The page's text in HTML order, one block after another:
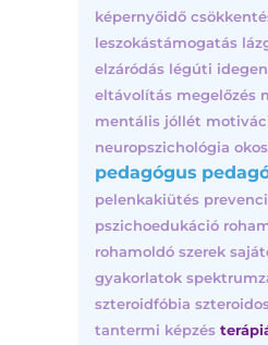
képernyőidő
leszokástámogatás
elzáródás légúti
eltávolítás megelőzés
mentális jóllét
neuropszichológia
pedagógus
pelenkakiütés
pszichoedukáció
rohamoldó szerek
gyakorlatok
szteroidfóbia
tantermi képzés